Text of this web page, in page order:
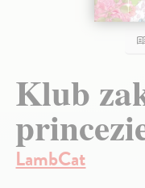
Klub
LambCat